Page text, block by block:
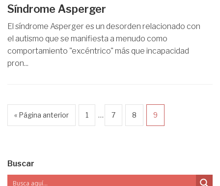
Síndrome Asperger
El síndrome Asperger es un desorden relacionado con
el autismo que se manifiesta a menudo como
comportamiento "excéntrico" más que incapacidad
pron...
« Página anterior 1 … 7 8 9
Buscar